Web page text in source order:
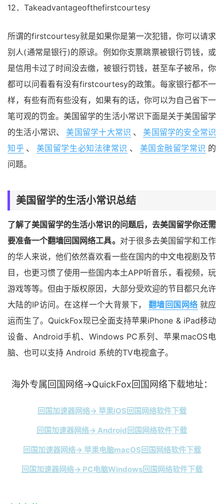
12．Takeadvantageofthefirstcourtesy
所谓的firstcourtesy就是如果你是第一次犯错，你可以请求
别人(通常是银行)的原谅。例如你支票跳票被银行罚钱，或
是信用卡过了时间没去缴，被银行罚钱，甚至车子被吊，你
都可以问看看有没有firstcourtesy的政策。每家银行都不一
样，有些有而有些没有，如果有的话，你可以为自己省下一
笔可观的罚金。美国留学的生活小常识下面是关于美国留学
的生活小常识、
美国留学十大常识 、
美国留学的安全常识
知乎 、 美国留学生必知法律常识 、 美国金融留学常识 的
问题。
美国留学的生活小常识总结
了解了美国留学的生活小常识的问题后，去美国留学你还需
要准备一个翻墙回国网络工具。 对于很多去美国留学和工作
的华人来说，他们依然喜欢看一些在国内的中文电视剧及节
目，也更习惯了使用一些国内本土APP听音乐，看视频，玩
游戏等等。但由于版权原因，大部分受欢迎的节目都只允许
大陆的IP访问。在这样一个大背景下，
翻墙回国网络 就应
运而生了。QuickFox现已全面支持苹果iPhone & iPad移动
设备、Android手机、Windows PC系列、苹果macOS电
脑、也可以支持 Android 系统的TV电视盒子。
海外专属回国网络→QuickFox回国网络下载地址：
回国加速器网络→ 苹果iOS回国网络软件下载
回国加速器网络→ Android回国网络软件下载
回国加速器网络→ 苹果电脑macOS回国网络软件下载
回国加速器网络→ PC电脑Windows回国网络软件下载